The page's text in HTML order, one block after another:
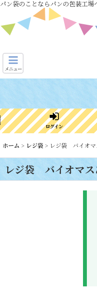
パン袋のことならパンの包装工
メニュー
ログイン
ホーム > レジ袋 > レジ袋 バイオマ
レジ袋 バイオマス